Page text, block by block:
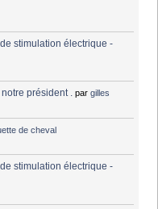
stimulation électrique -
président . pargilles
de cheval
stimulation électrique -